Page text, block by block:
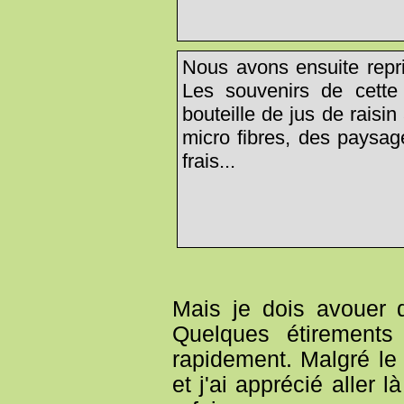
Nous avons ensuite
Les souvenirs de
bouteille de jus de
micro fibres, des
frais...
Mais je dois avouer
Quelques
rapidement. Malgré
et j'ai apprécié aller